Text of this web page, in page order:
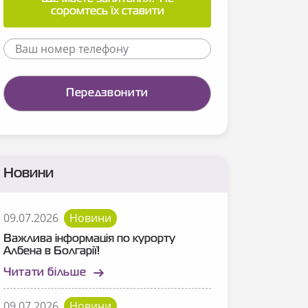
соромтесь їх ставити
Новини
09.07.2026 Новини
Важлива інформація по курорту
Албена в Болгарії!
Читати більше